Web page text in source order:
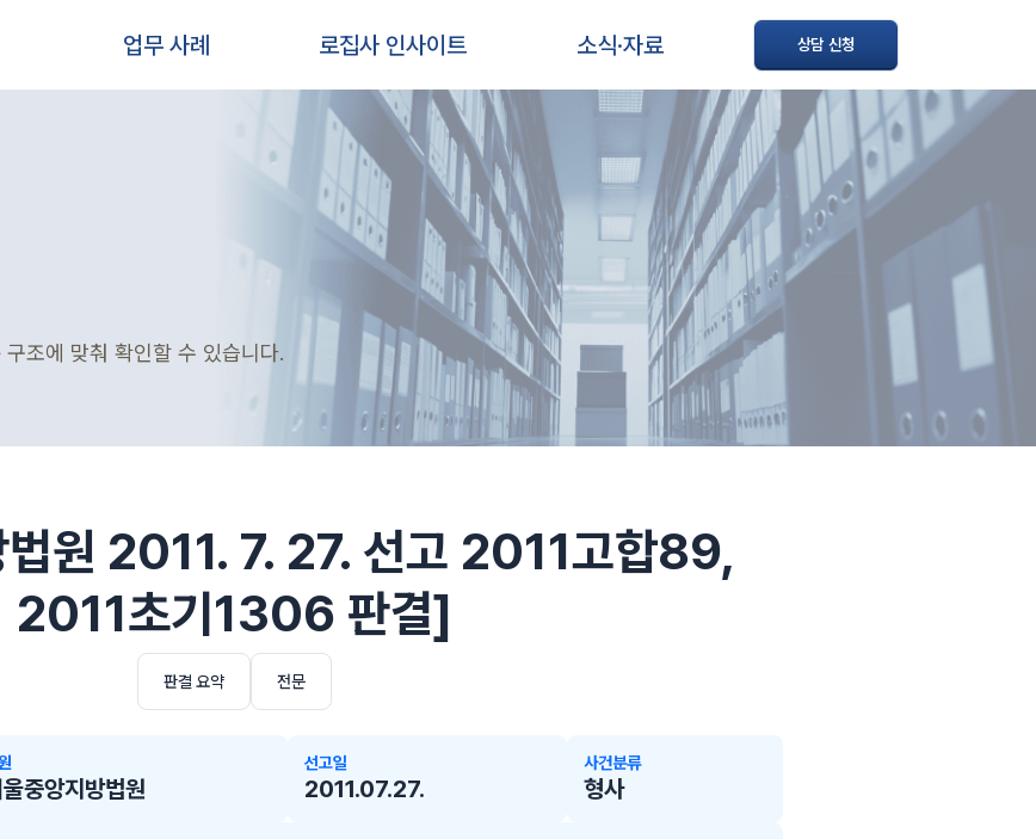
업무 사례 로집사 인사이트 소식·자료 상담 신청
조에 맞춰 확인할 수 있습니다.
법원 2011. 7. 27. 선고 2011고합89,
2011초기1306 판결]
판결 요약 전문
중앙지방법원
선고일
2011.07.27.
사건분류
형사